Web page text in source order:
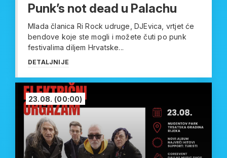
Punk’s not dead u Palachu
Mlada članica Ri Rock udruge, DJEvica, vrtjet će
bendove koje ste mogli i možete čuti po punk
festivalima diljem Hrvatske...
DETALJNIJE
23.08. (00:00)